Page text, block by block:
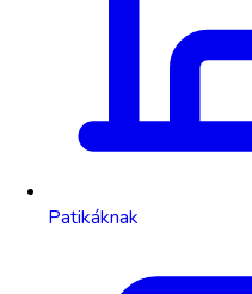
Patikáknak